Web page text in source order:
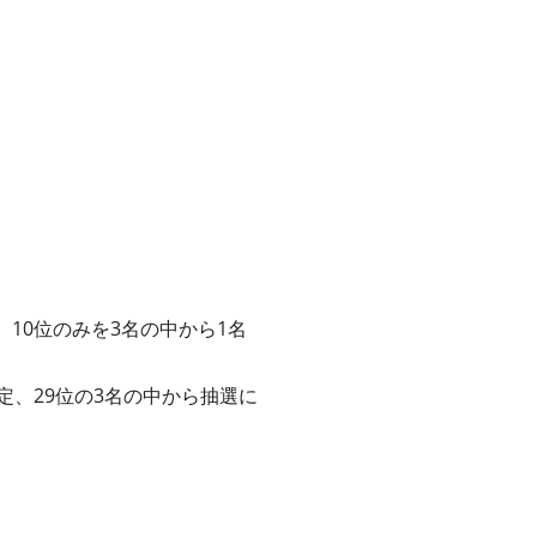
位のみを3名の中から1名
、29位の3名の中から抽選に